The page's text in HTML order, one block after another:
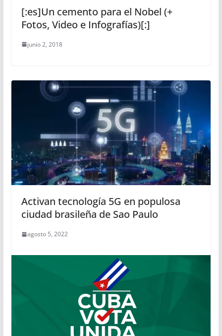
[:es]Un cemento para el Nobel (+
Fotos, Video e Infografías)[:]
junio 2, 2018
Activan tecnología 5G en populosa
ciudad brasileña de Sao Paulo
agosto 5, 2022